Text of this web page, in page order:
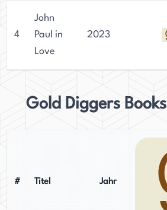
4
John
Paul in
Love
2023
Gold Diggers Books
# Titel Jahr